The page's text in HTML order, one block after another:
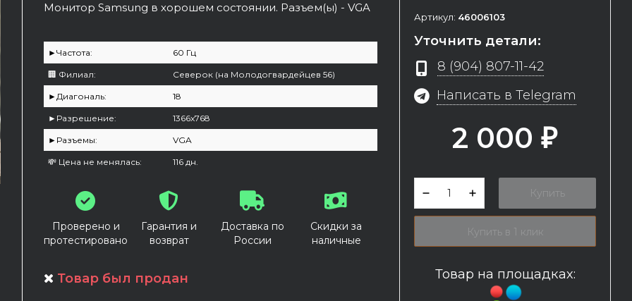
Монитор Samsung в хорошем состоянии. Разъем(ы) - VGA
►Частота: 60 Гц
🏢 Филиал: Северок (на Молодогвардейцев 56)
►Диагональ: 18
►Разрешение: 1366x768
►Разъемы: VGA
💸 Цена не менялась: 116 дн.
Проверено и
протестировано
Гарантия и
возврат
Доставка по
России
Скидки за
наличные
Товар был продан
Артикул: 46006103
Уточнить детали:
8 (904) 807-11-42
Написать в Telegram
2 000 ₽
Купить
Купить в 1 клик
Товар на площадках: